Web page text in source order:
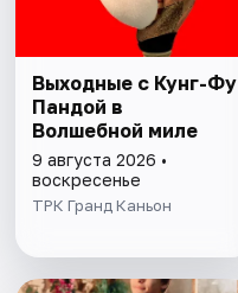
Выходные с Кунг-Фу
Пандой в
Волшебной миле
9 августа 2026 •
воскресенье
ТРК Гранд Каньон